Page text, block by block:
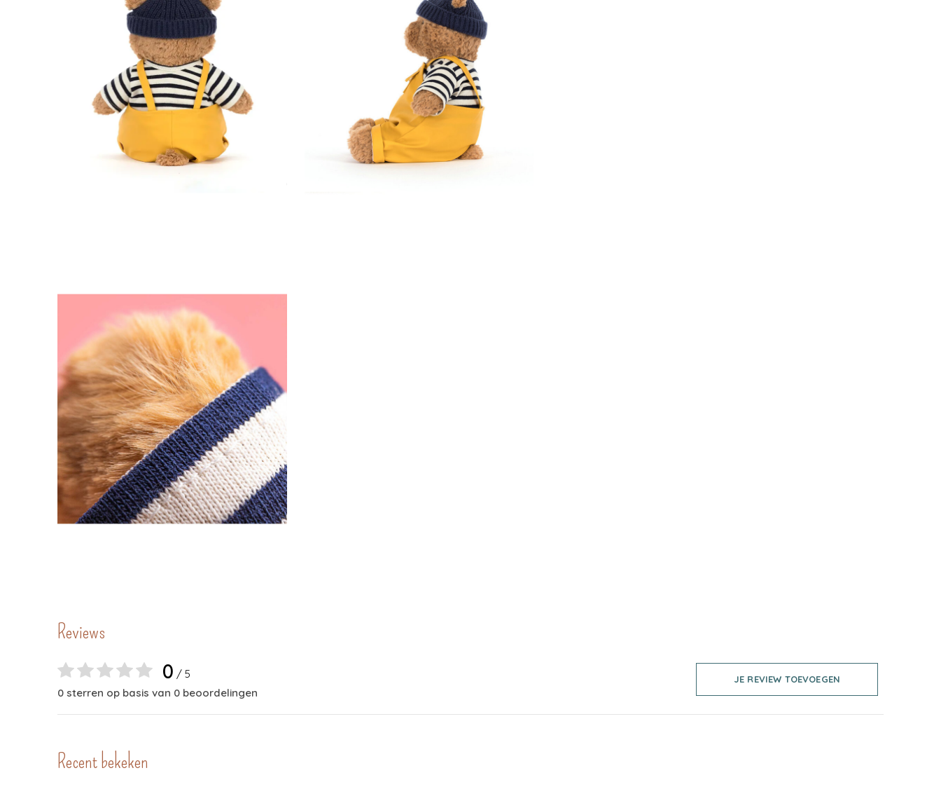
Reviews
0 / 5
0 sterren op basis van 0 beoordelingen
JE REVIEW TOEVOEGEN
Recent bekeken